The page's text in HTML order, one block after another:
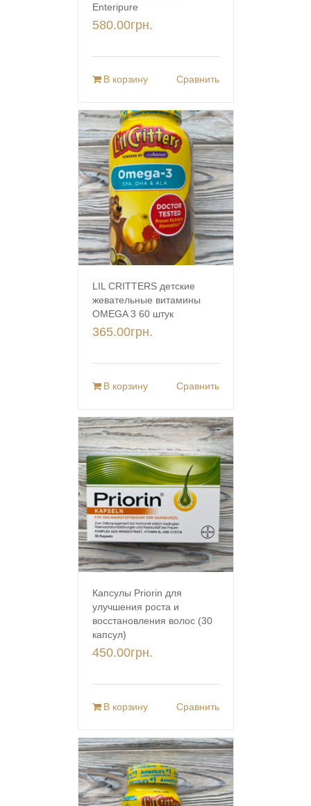
Enteripure
580.00грн.
В корзину Сравнить
LIL CRITTERS детские
жевательные витамины
OMEGA 3 60 штук
365.00грн.
В корзину Сравнить
Капсулы Priorin для
улучшения роста и
восстановления волос (30
капсул)
450.00грн.
В корзину Сравнить